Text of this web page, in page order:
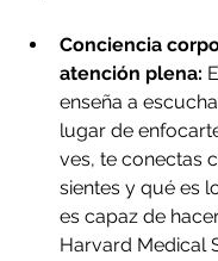
Conciencia
atención plena:
enseña a
lugar de
ves, te conectas
sientes y qué es
es capaz de
Harvard Medical